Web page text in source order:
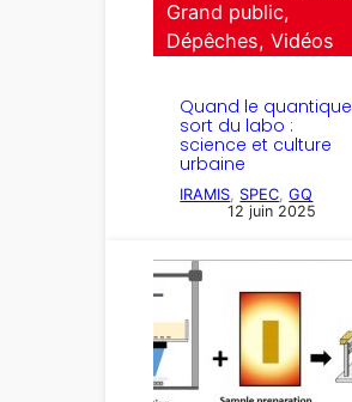
Grand public
Dépêches, Vidéos
Quand le quantique
sort du labo :
science et culture
urbaine
IRAMIS SPEC , GQ
12 juin 2025